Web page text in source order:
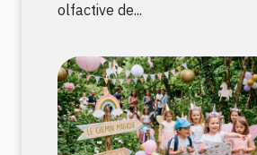
olfactive de...